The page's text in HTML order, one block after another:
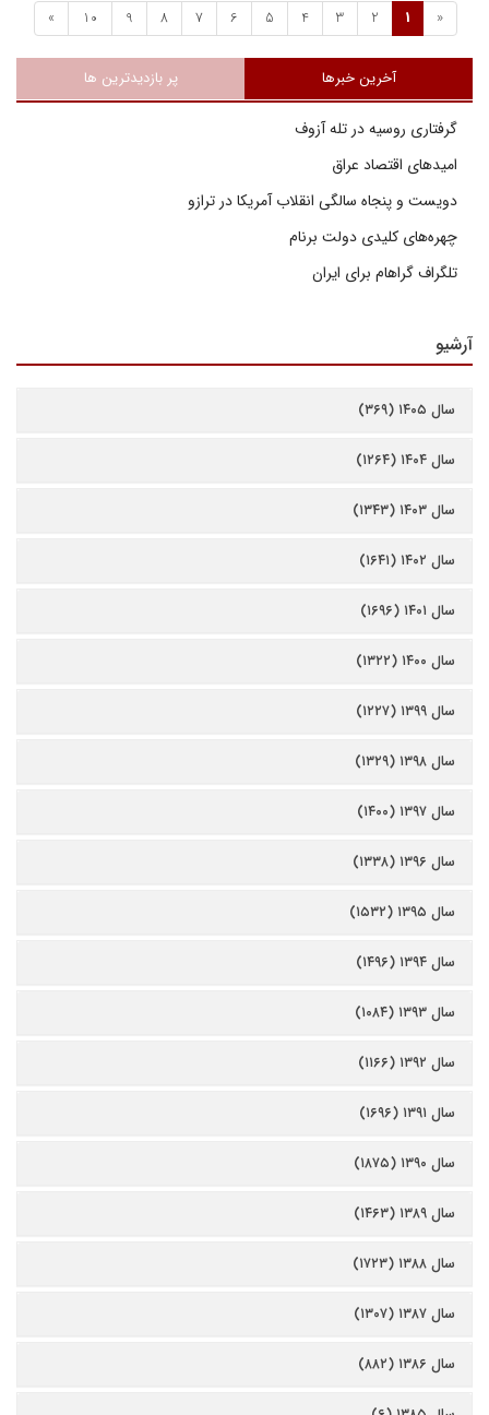
«
1
2
3
4
5
6
7
8
9
10
»
آخرین خبرها پر بازدیدترین ها
گرفتاری روسیه در تله آزوف
امیدهای اقتصاد عراق
دویست و پنجاه سالگی انقلاب آمریکا در ترازو
چهره‌های کلیدی دولت برنام
تلگراف گراهام برای ایران
آرشیو
سال ۱۴۰۵ (۳۶۹)
سال ۱۴۰۴ (۱۲۶۴)
سال ۱۴۰۳ (۱۳۴۳)
سال ۱۴۰۲ (۱۶۴۱)
سال ۱۴۰۱ (۱۶۹۶)
سال ۱۴۰۰ (۱۳۲۲)
سال ۱۳۹۹ (۱۲۲۷)
سال ۱۳۹۸ (۱۳۲۹)
سال ۱۳۹۷ (۱۴۰۰)
سال ۱۳۹۶ (۱۳۳۸)
سال ۱۳۹۵ (۱۵۳۲)
سال ۱۳۹۴ (۱۴۹۶)
سال ۱۳۹۳ (۱۰۸۴)
سال ۱۳۹۲ (۱۱۶۶)
سال ۱۳۹۱ (۱۶۹۶)
سال ۱۳۹۰ (۱۸۷۵)
سال ۱۳۸۹ (۱۴۶۳)
سال ۱۳۸۸ (۱۷۲۳)
سال ۱۳۸۷ (۱۳۰۷)
سال ۱۳۸۶ (۸۸۲)